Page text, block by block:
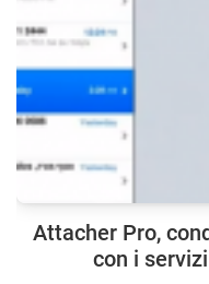
Attacher Pro,
con i